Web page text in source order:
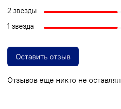
Отзывов еще никто не оставлял
2 звезды
1 звезда
Оставить отзыв